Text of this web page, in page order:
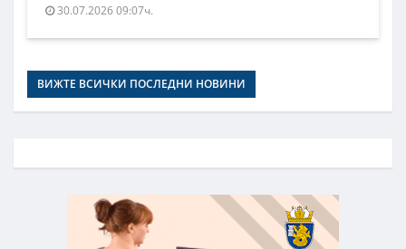
30.07.2026 09:07ч.
ВИЖТЕ ВСИЧКИ ПОСЛЕДНИ НОВИНИ